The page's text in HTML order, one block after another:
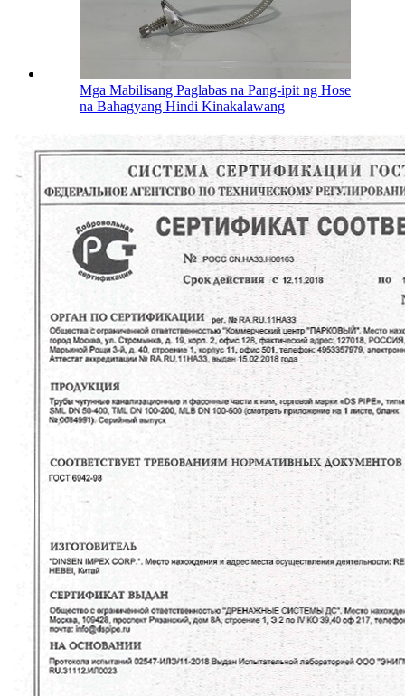
Mga Mabilisang Paglabas na Pang-ipit ng Hose
na Bahagyang Hindi Kinakalawang